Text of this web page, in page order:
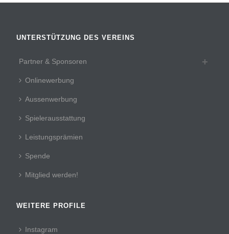
UNTERSTÜTZUNG DES VEREINS
Partner & Sponsoren
Onlinewerbung
Aussenwerbung
Spielerausstattung
Leistungsprämien
Spende
Mitglied werden!
WEITERE PROFILE
Instagram